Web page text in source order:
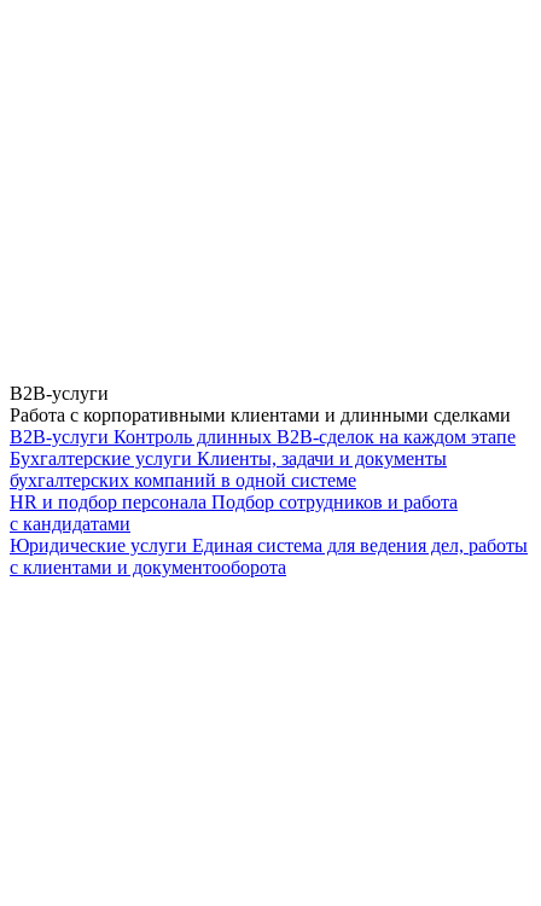
B2B-услуги
Работа с корпоративными клиентами и длинными сделками
B2B-услуги Контроль длинных B2B-сделок на каждом этапе
Бухгалтерские услуги Клиенты, задачи и документы
бухгалтерских компаний в одной системе
HR и подбор персонала Подбор сотрудников и работа
с кандидатами
Юридические услуги Единая система для ведения дел, работы
с клиентами и документооборота